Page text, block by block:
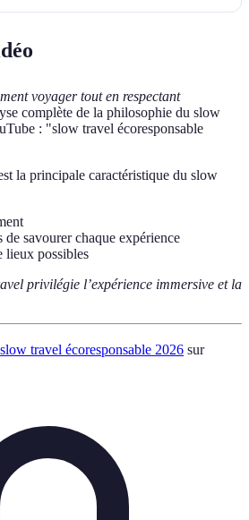
voyager tout en respectant
complète de la philosophie du slow
: "slow travel écoresponsable
la principale caractéristique du slow
de savourer chaque expérience
lieux possibles
privilégie l’expérience immersive et la
slow travel écoresponsable 2026 sur